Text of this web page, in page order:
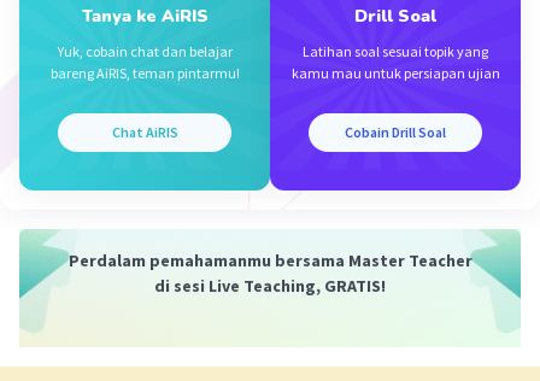
Tanya ke AiRIS
Yuk, cobain chat dan belajar
bareng AiRIS, teman pintarmu!
Chat AiRIS
Drill Soal
Latihan soal sesuai topik yang
kamu mau untuk persiapan ujian
Cobain Drill Soal
Perdalam pemahamanmu bersama Master Teacher
di sesi Live Teaching, GRATIS!